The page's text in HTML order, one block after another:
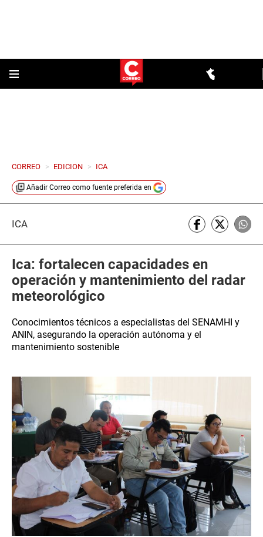
CORREO > EDICION > ICA
Añadir Correo como fuente preferida en
ICA
Ica: fortalecen capacidades en
operación y mantenimiento del radar
meteorológico
Conocimientos técnicos a especialistas del SENAMHI y
ANIN, asegurando la operación autónoma y el
mantenimiento sostenible